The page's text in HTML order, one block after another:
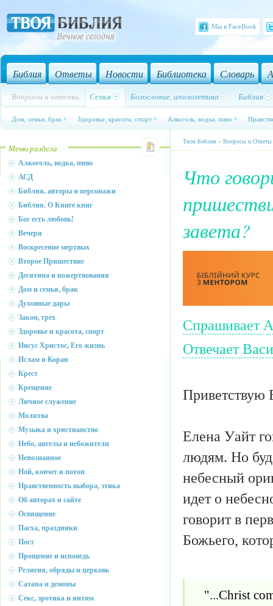
Мы в FaceBook
Библия Ответы Новости Библиотека Словарь
Вопросы и ответы: Семья Богословие, апологетика Библия
Дом, семья, брак Здоровье, красота, спорт Алкоголь, водка, пиво
Меню раздела
Алкоголь, водка, пиво
АСД
Библия, авторы и персонажи
Библия. О Книге книг
Бог есть любовь!
Вечеря
Воскресение мертвых
Второе Пришествие
Десятина и пожертвования
Дом и семья, брак
Духовные дары
Закон, грех
Здоровье и красота, спорт
Иисус Христос, Его жизнь
Ислам и Коран
Крест
Крещение
Личное служение
Молитва
Музыка и христианство
Небо, ангелы и небожители
Непознанное
Ной, ковчег и потоп
Нравственность выбора, этика
Об авторах и сайте
Освящение
Пасха, праздники
Пост
Прощение и исповедь
Религия, обряды и церковь
Сатана и демоны
Секс, эротика и интим
Твоя Библия » Вопросы и Ответы
Что
завета?
Спрашивает
Отвечает
Приветствую
Елена Уайт
людям. Но
небесный
идет о
говорит в
Божьего,
"...Christ